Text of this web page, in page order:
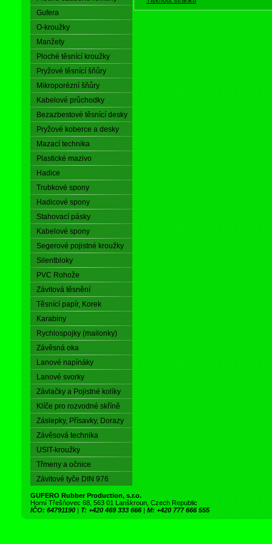
Gufera
O-kroužky
Manžety
Ploché těsnící kroužky
Pryžové těsnící šňůry
Mikroporézní šňůry
Kabelové průchodky
Bezazbestové těsnící desky
Pryžové koberce a desky
Mazací technika
Plastické mazivo
Hadice
Trubkové spony
Hadicové spony
Stahovací pásky
Kabelové spony
Segerové pojistné kroužky
Silentbloky
PVC Rohože
Závitová těsnění
Těsnící papír, Korek
Karabiny
Rychlospojky (mailonky)
Závěsná oka
Lanové napínáky
Lanové svorky
Závlačky a Pojistné kolíky
Klíče pro rozvodné skříně
Záslepky, Přísavky, Dorazy
Závěsová technika
USIT-kroužky
Třmeny a očnice
Závitové tyče DIN 976
GUFERO Rubber Production, s.r.o.
Horní Třešňovec 68, 563 01 Lanškroun, Czech Republic
IČO: 64791190 | T: +420 469 333 666 | M: +420 777 666 555